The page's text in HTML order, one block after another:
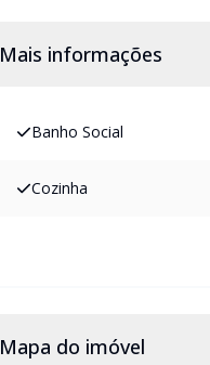
Mais informações
Banho Social
Cozinha
Mapa do imóvel